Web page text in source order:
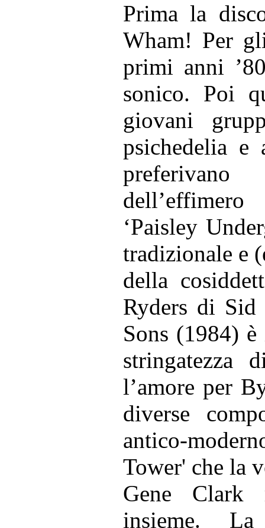
Prima la
Wham! Per
primi anni
sonico. Poi
giovani
psichedelia e
‘Paisley
tradizionale e
della
Ryders di
Sons (1984)
stringatezza
l’amore per
diverse
antico-
Tower' che la
Gene Clark
insieme.